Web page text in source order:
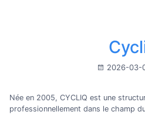
2026-03-
Née en 2005, CYCLIQ est une
professionnellement dans le champ